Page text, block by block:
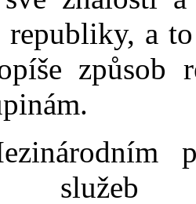
republiky, a
způsob
služeb